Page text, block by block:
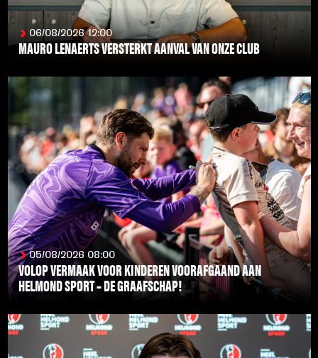
06/08/2026 12:00
MAURO LENAERTS VERSTERKT AANVAL VAN ONZE CLUB
05/08/2026 08:00
VOLOP VERMAAK VOOR KINDEREN VOORAFGAAND AAN
HELMOND SPORT – DE GRAAFSCHAP!